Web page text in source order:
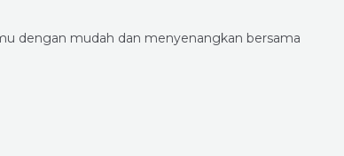
dengan mudah dan menyenangkan bersama